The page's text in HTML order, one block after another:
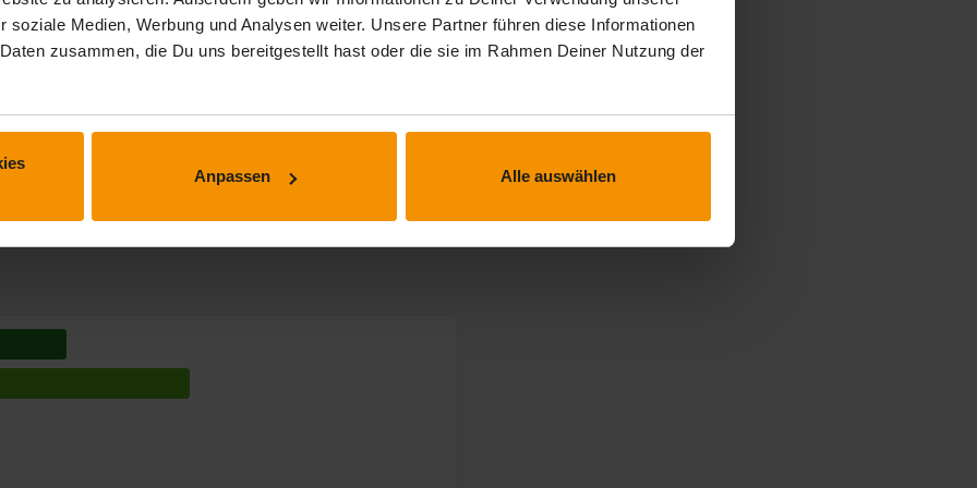
soziale Medien, Werbung und Analysen weiter. Unsere Partner führen diese Informationen
zusammen, die Du uns bereitgestellt hast oder die sie im Rahmen Deiner Nutzung der
Anpassen Alle auswählen